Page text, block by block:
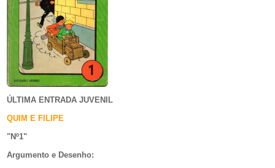
ÚLTIMA ENTRADA JUVENIL
QUIM E FILIPE
"Nº1"
Argumento e Desenho: